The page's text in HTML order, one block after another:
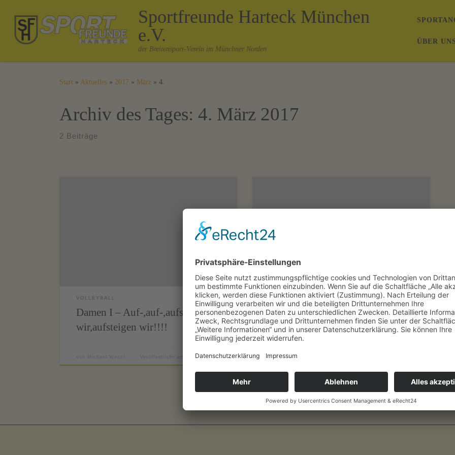
Zum Inhalt springen
Sportfreunde Harteck München
e.V.
der Breitensport-Verein im Münchner Norden
ÜBER UNS
Start » Aktuelles » 2017 » März » 4.
Archiv des Tages: 4. März 2017
2 Beiträge
verkünden!!! Wieder beide Spiele gegen Post und
Esting 3:0 gewonnen! Wir bleiben nach wie vor
VOLLEYBALL
Damen I – Auf-,auf-,aufsteigen
wir,aufsteigen wir!!!!
Michael Wenzl 4. März 2017
Mannschaften des SFH spannend! Die Herren II
Relegationsplatz. Die Damen I können sich mit dem
heutigen vorletzten Spieltag in derselbigen Halle ab
zweitplatzierten PSV sichern. Wir […]
VOLLEYBALL
Saisonfinale
vonMichael Wenzl